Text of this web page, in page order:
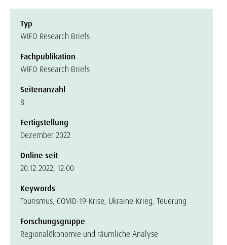
Typ
WIFO Research Briefs
Fachpublikation
WIFO Research Briefs
Seitenanzahl
8
Fertigstellung
Dezember 2022
Online seit
20.12.2022, 12:00
Keywords
Tourismus, COVID-19-Krise, Ukraine-Krieg, Teuerung
Forschungsgruppe
Regionalökonomie und räumliche Analyse